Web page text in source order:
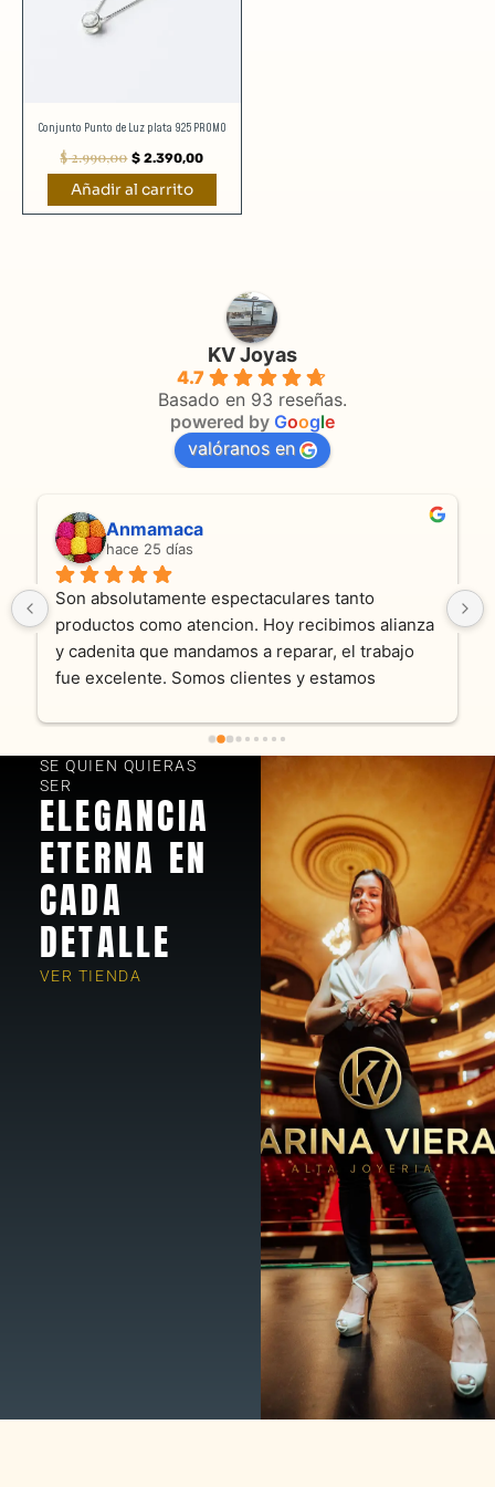
Conjunto Punto de Luz plata 925 PROMO
$2.990,00 $2.390,00
Añadir al carrito
KV Joyas
4.7
Basado en 93 reseñas.
powered by Google
valóranos en
Anmamaca
hace 25 días
Son absolutamente espectaculares tanto
productos como atencion. Hoy recibimos alianza
y cadenita que mandamos a reparar, el trabajo
fue excelente. Somos clientes y estamos
SE QUIEN QUIERAS
SER
ELEGANCIA
ETERNA EN
CADA
DETALLE
VER TIENDA